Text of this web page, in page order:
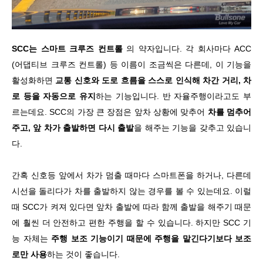
SCC는 스마트 크루즈 컨트롤의 약자입니다. 각 회사마다 ACC
(어댑티브 크루즈 컨트롤) 등 이름이 조금씩은 다른데, 이 기능을
활성화하면 교통 신호와 도로 흐름을 스스로 인식해 차간 거리, 차
로 등을 자동으로 유지하는 기능입니다. 반 자율주행이라고도 부
르는데요. SCC의 가장 큰 장점은 앞차 상황에 맞추어 차를 멈추어
주고, 앞 차가 출발하면 다시 출발을 해주는 기능을 갖추고 있습니
다.
간혹 신호등 앞에서 차가 멈출 때마다 스마트폰을 하거나, 다른데
시선을 돌리다가 차를 출발하지 않는 경우를 볼 수 있는데요. 이럴
때 SCC가 켜져 있다면 앞차 출발에 따라 함께 출발을 해주기 때문
에 훨씬 더 안전하고 편한 주행을 할 수 있습니다. 하지만 SCC 기
능 자체는 주행 보조 기능이기 때문에 주행을 맡긴다기보다 보조
로만 사용하는 것이 좋습니다.